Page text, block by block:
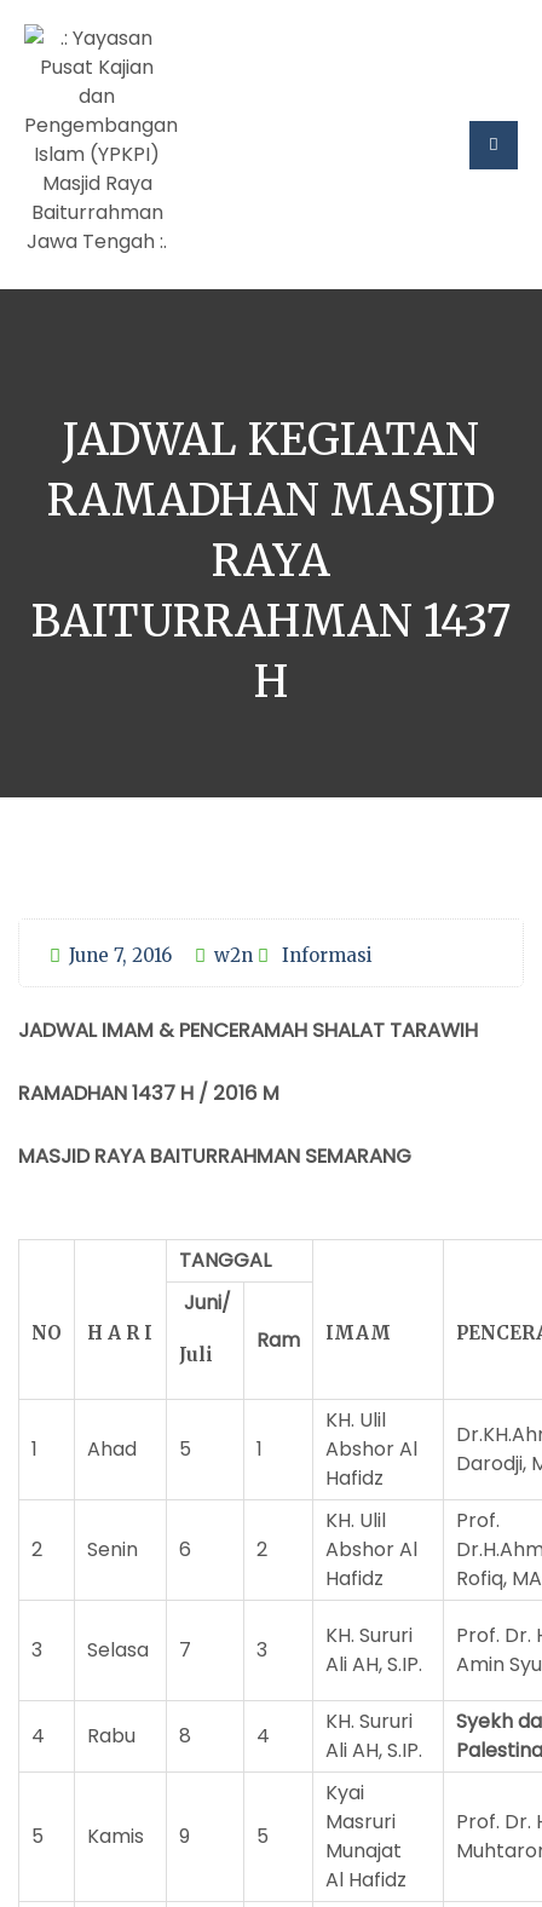
JADWAL KEGIATAN
RAMADHAN MASJID
RAYA
BAITURRAHMAN 1437
H
June 7, 2016 w2n Informasi
JADWAL IMAM & PENCERAMAH SHALAT TARAWIH
RAMADHAN 1437 H / 2016 M
MASJID RAYA BAITURRAHMAN SEMARANG
NO H A R I
TANGGAL
IMAM
Juni/
Juli
Ram
1 Ahad 5 1
KH. Ulil
Abshor Al
Hafidz
Darodji,
2 Senin 6 2
KH. Ulil
Abshor Al
Hafidz
Prof.
Rofiq,
3 Selasa 7 3
KH. Sururi
Ali AH, S.IP.
Prof. Dr.
Amin
4 Rabu 8 4
KH. Sururi
Ali AH, S.IP.
Syekh
Palestina
5 Kamis 9 5
Kyai
Masruri
Munajat
Al Hafidz
Prof. Dr.